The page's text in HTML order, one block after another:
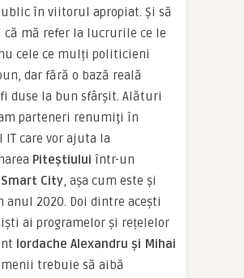
în viitorul apropiat. Și să
mă refer la lucrurile ce le
cele ce mulți politicieni
dar fără o bază reală
duse la bun sfârșit. Alături
parteneri renumiţi în
IT care vor ajuta la
Piteştiului într-un
Smart City, aşa cum este şi
anul 2020. Doi dintre acești
ai programelor și rețelelor
Iordache Alexandru și Mihai
trebuie să aibă